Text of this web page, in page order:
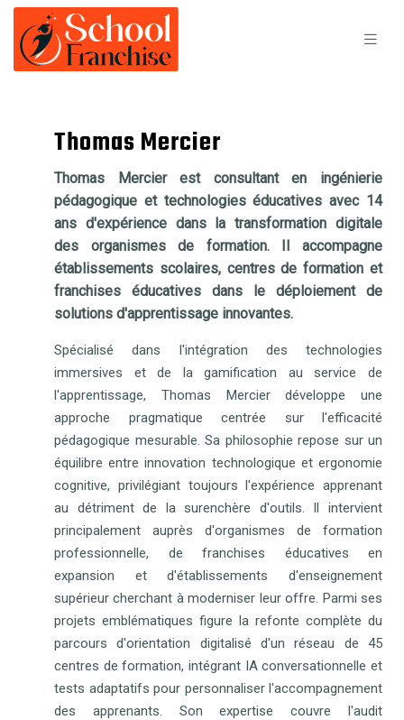
Thomas Mercier
Thomas Mercier est consultant en ingénierie
pédagogique et technologies éducatives avec 14
ans d'expérience dans la transformation digitale
des organismes de formation. Il accompagne
établissements scolaires, centres de formation et
franchises éducatives dans le déploiement de
solutions d'apprentissage innovantes.
Spécialisé dans l'intégration des technologies
immersives et de la gamification au service de
l'apprentissage, Thomas Mercier développe une
approche pragmatique centrée sur l'efficacité
pédagogique mesurable. Sa philosophie repose sur un
équilibre entre innovation technologique et ergonomie
cognitive, privilégiant toujours l'expérience apprenant
au détriment de la surenchère d'outils. Il intervient
principalement auprès d'organismes de formation
professionnelle, de franchises éducatives en
expansion et d'établissements d'enseignement
supérieur cherchant à moderniser leur offre. Parmi ses
projets emblématiques figure la refonte complète du
parcours d'orientation digitalisé d'un réseau de 45
centres de formation, intégrant IA conversationnelle et
tests adaptatifs pour personnaliser l'accompagnement
des apprenants. Son expertise couvre l'audit